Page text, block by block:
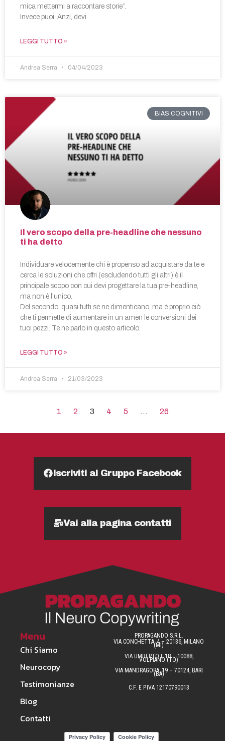
mica mettermi a raccontare storie”.
Invece puoi. Anzi, devi.
LEGGI TUTTO »
Andrea Serra 04/04/2023
BIAS COGNITIVI
Il vero scopo della pre-headline che nessuno
ti ha detto
Individuare velocemente chi è propenso ad acquistare da te e
cerca le soluzioni che offri (escludendo tutti gli altri) è il
principale scopo con cui devi progettare la tua pre-headline,
ma non è l’unico.
Del secondo, quasi tutti se ne dimenticano, ma è proprio ciò
che ti permette di aumentare in un amen le conversioni dei
tuoi pezzi. Te ne parlo in questo articolo.
LEGGI TUTTO »
Andrea Serra 21/03/2023
1 2 3 4 5 … 26
Iscriviti al Gruppo Facebook
Vai alla pagina contatti
Menu
Chi Siamo
Neurocopy
Testimonianze
Blog
Contatti
PROPAGANDO S.R.L.
VIA CONCHETTA, 4 – 20136, MILANO
(MI)
VIA UMBERTO I, 18 – 10088,
VOLPIANO (TO)
VIA MANDRAGORA, 19 – 70124, BARI
(BA)
C.F. E P.IVA 12170790013